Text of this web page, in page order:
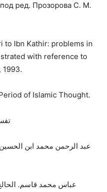
ред. Прозорова С. М.
to Ibn Kathir: problems in
with reference to
, 1993.
of Islamic Thought.
عبد الرحمن محمد ابن
عباس محمد قاسم. الحالج٫األعمال الكاملة. بيروت٬